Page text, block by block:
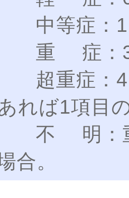
：1～2
3点
：4～5点
れば1項目
重症度
合。